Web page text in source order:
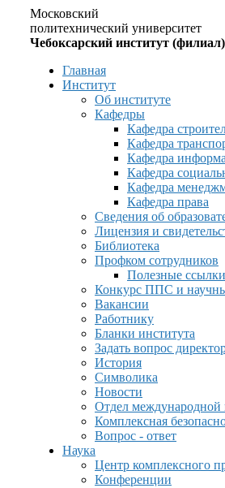
Московский
политехнический университет
Чебоксарский институт (филиал)
Главная
Институт
Об институте
Кафедры
Кафедра
Кафедра
Кафедра
Кафедра
Кафедра
Кафедра права
Сведения об
Лицензия и
Библиотека
Профком сотрудников
Полезные ссылки
Конкурс ППС и
Вакансии
Работнику
Бланки института
Задать вопрос
История
Символика
Новости
Отдел международной
Комплексная
Вопрос - ответ
Наука
Центр комплексного
Конференции